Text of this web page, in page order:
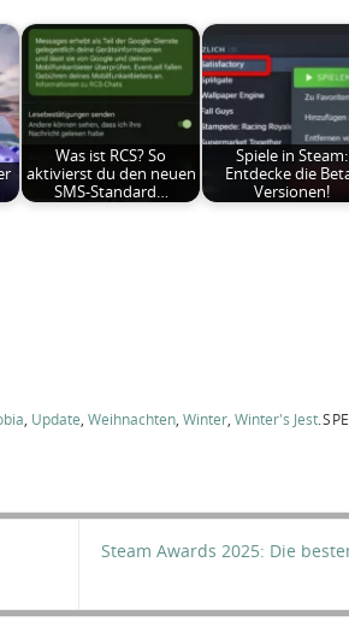
Was ist RCS? So
aktivierst du den neuen
SMS-Standard…
Spiele in Steam:
Entdecke die
Versionen!
Update Weihnachten Winter Winter's Jest
Steam Awards 2025: Die